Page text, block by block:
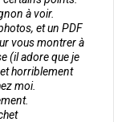
à voir.
et un PDF
vous montrer à
(il adore que je
horriblement
moi.